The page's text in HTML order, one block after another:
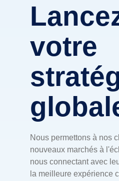
votre
Nous permettons à nos
nouveaux marchés à
nous connectant avec
la meilleure expérience